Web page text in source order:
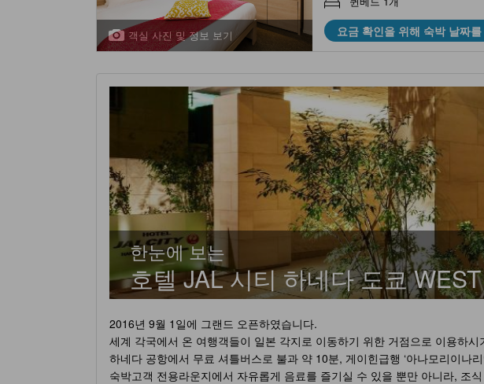
객실 사진 및 정보 보기
요금 확인을 위해 숙박 날짜
하세요
한눈에 보는
호텔 JAL 시티 하네다 도쿄
2016년 9월 1일에 그랜드 오픈하였습니다.
세계 각국에서 온 여행객들이 일본 각지로 이동하기 위한 거점으로 이용하
하네다 공항에서 무료 셔틀버스로 불과 약 10분, 게이힌급행 ‘아나모리이나
숙박고객 전용라운지에서 자유롭게 음료를 즐기실 수 있을 뿐만 아니라, 조